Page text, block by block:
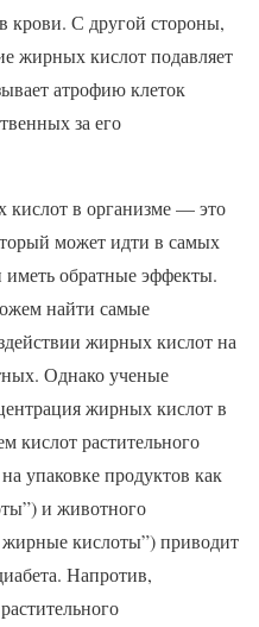
крови. С другой стороны,
жирных кислот подавляет
атрофию клеток
за его
в организме — это
может идти в самых
иметь обратные эффекты.
найти самые
жирных кислот на
Однако ученые
жирных кислот в
кислот растительного
упаковке продуктов как
и животного
кислоты”) приводит
Напротив,